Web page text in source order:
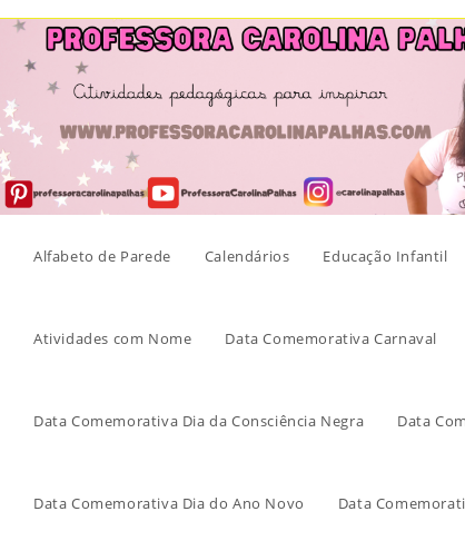
Skip
content
Alfabeto de Parede Calendários Educação Infantil
Atividades com Nome Data Comemorativa Carnaval
Data Comemorativa Dia da Consciência Negra Data
Data Comemorativa Dia do Ano Novo Data